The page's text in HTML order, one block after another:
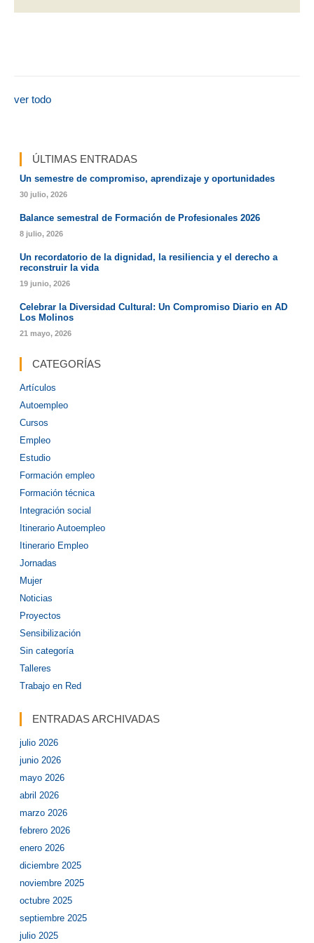
ver todo
ÚLTIMAS ENTRADAS
Un semestre de compromiso, aprendizaje y oportunidades
30 julio, 2026
Balance semestral de Formación de Profesionales 2026
8 julio, 2026
Un recordatorio de la dignidad, la resiliencia y el derecho a
reconstruir la vida
19 junio, 2026
Celebrar la Diversidad Cultural: Un Compromiso Diario en AD
Los Molinos
21 mayo, 2026
CATEGORÍAS
Artículos
Autoempleo
Cursos
Empleo
Estudio
Formación empleo
Formación técnica
Integración social
Itinerario Autoempleo
Itinerario Empleo
Jornadas
Mujer
Noticias
Proyectos
Sensibilización
Sin categoría
Talleres
Trabajo en Red
ENTRADAS ARCHIVADAS
julio 2026
junio 2026
mayo 2026
abril 2026
marzo 2026
febrero 2026
enero 2026
diciembre 2025
noviembre 2025
octubre 2025
septiembre 2025
julio 2025